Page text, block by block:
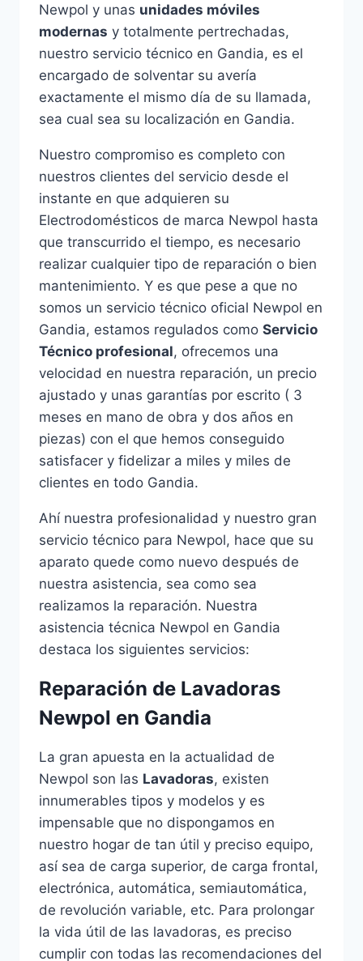
Newpol y unas unidades móviles
modernas y totalmente pertrechadas,
nuestro servicio técnico en Gandia, es el
encargado de solventar su avería
exactamente el mismo día de su llamada,
sea cual sea su localización en Gandia.
Nuestro compromiso es completo con
nuestros clientes del servicio desde el
instante en que adquieren su
Electrodomésticos de marca Newpol hasta
que transcurrido el tiempo, es necesario
realizar cualquier tipo de reparación o bien
mantenimiento. Y es que pese a que no
somos un servicio técnico oficial Newpol en
Gandia, estamos regulados como Servicio
Técnico profesional, ofrecemos una
velocidad en nuestra reparación, un precio
ajustado y unas garantías por escrito ( 3
meses en mano de obra y dos años en
piezas) con el que hemos conseguido
satisfacer y fidelizar a miles y miles de
clientes en todo Gandia.
Ahí nuestra profesionalidad y nuestro gran
servicio técnico para Newpol, hace que su
aparato quede como nuevo después de
nuestra asistencia, sea como sea
realizamos la reparación. Nuestra
asistencia técnica Newpol en Gandia
destaca los siguientes servicios:
Reparación de Lavadoras
Newpol en Gandia
La gran apuesta en la actualidad de
Newpol son las Lavadoras, existen
innumerables tipos y modelos y es
impensable que no dispongamos en
nuestro hogar de tan útil y preciso equipo,
así sea de carga superior, de carga frontal,
electrónica, automática, semiautomática,
de revolución variable, etc. Para prolongar
la vida útil de las lavadoras, es preciso
cumplir con todas las recomendaciones del